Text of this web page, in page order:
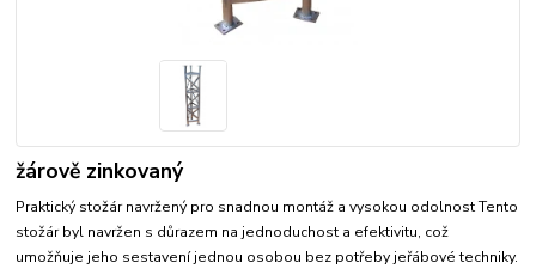
žárově zinkovaný
Praktický stožár navržený pro snadnou montáž a vysokou odolnost Tento
stožár byl navržen s důrazem na jednoduchost a efektivitu, což
umožňuje jeho sestavení jednou osobou bez potřeby jeřábové techniky.